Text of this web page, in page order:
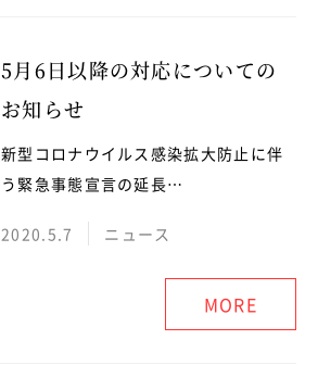
5月6日以降の対応についての
お知らせ
新型コロナウイルス感染拡大防止に伴
う緊急事態宣言の延長…
2020.5.7 ニュース
MORE